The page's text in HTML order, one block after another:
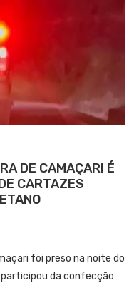
DE CAMAÇARI É
CARTAZES
foi preso na noite do
da confecção